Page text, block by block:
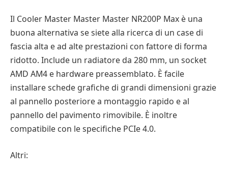
Il Cooler Master Master Master NR200P Max è una
buona alternativa se siete alla ricerca di un case di
fascia alta e ad alte prestazioni con fattore di forma
ridotto. Include un radiatore da 280 mm, un socket
AMD AM4 e hardware preassemblato. È facile
installare schede grafiche di grandi dimensioni grazie
al pannello posteriore a montaggio rapido e al
pannello del pavimento rimovibile. È inoltre
compatibile con le specifiche PCIe 4.0.
Altri: